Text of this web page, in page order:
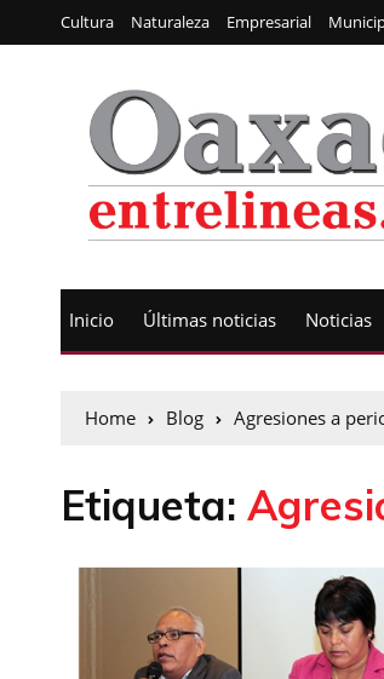
Cultura Naturaleza Empresarial
Inicio Últimas noticias Noticias
Home Blog Agresiones a
Etiqueta: